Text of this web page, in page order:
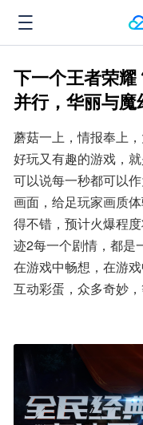
下一个王者荣
并行，华丽与魔
蘑菇一上，情报奉上
好玩又有趣的游戏，
可以说每一秒都可以
画面，给足玩家画质
得不错，预计火爆程
迹2每一个剧情，都是
在游戏中畅想，在游
互动彩蛋，众多奇妙，